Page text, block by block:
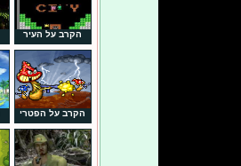
הקרב על העיר
הקרב על הפטרי